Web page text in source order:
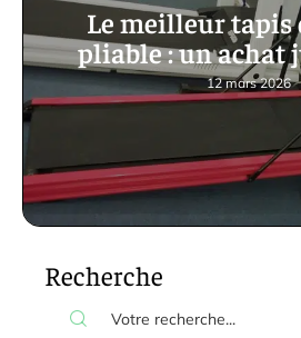
Le meilleur tapis
pliable : un achat
12 mars 2026
Recherche